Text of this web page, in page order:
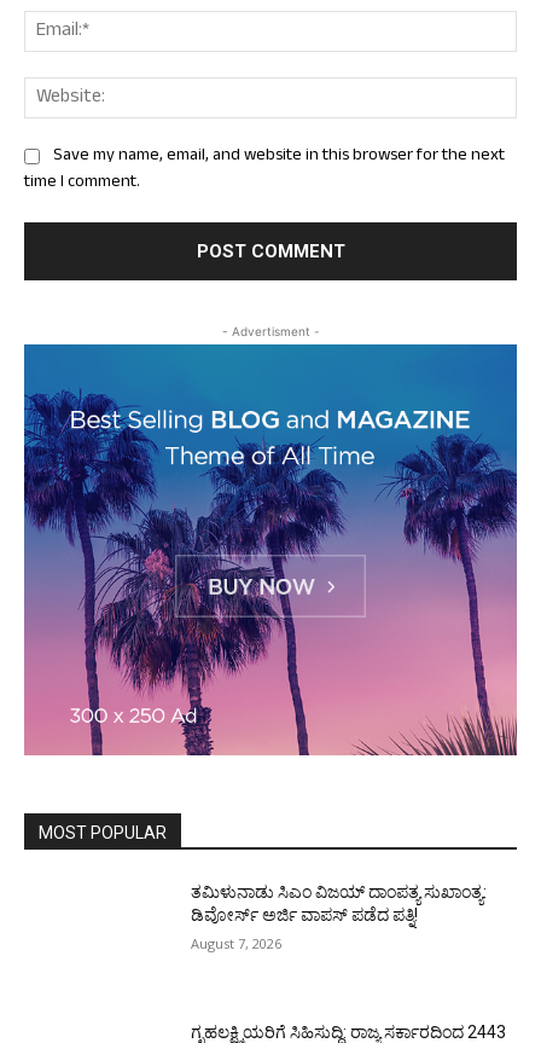
Save my name, email, and website in this browser for the next
time I comment.
- Advertisment -
MOST POPULAR
ತಮಿಳುನಾಡು ಸಿಎಂ ವಿಜಯ್‌ ದಾಂಪತ್ಯ ಸುಖಾಂತ್ಯ:
ಡಿವೋರ್ಸ್‌ ಅರ್ಜಿ ವಾಪಸ್‌ ಪಡೆದ ಪತ್ನಿ!
August 7, 2026
ಗೃಹಲಕ್ಷ್ಮಿಯರಿಗೆ ಸಿಹಿಸುದ್ದಿ: ರಾಜ್ಯ ಸರ್ಕಾರದಿಂದ 2443